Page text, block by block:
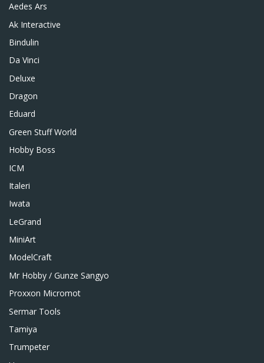
Aedes Ars
Ak Interactive
Bindulin
Da Vinci
Deluxe
Dragon
Eduard
Green Stuff World
Hobby Boss
ICM
Italeri
Iwata
LeGrand
MiniArt
ModelCraft
Mr Hobby / Gunze Sangyo
Proxxon Micromot
Sermar Tools
Tamiya
Trumpeter